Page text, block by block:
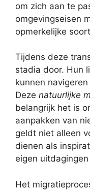
om zich aan te
omgevingseisen
opmerkelijke
Tijdens deze
stadia door. Hun
kunnen
Deze natuurlijke
belangrijk het is
aanpakken van
geldt niet alleen
dienen als
eigen
Het